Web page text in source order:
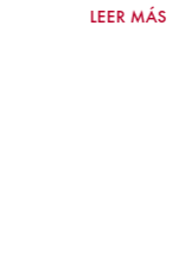
LEER MÁS